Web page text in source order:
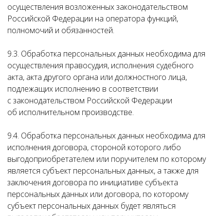
осуществления возложенных законодательством
Российской Федерации на оператора функций,
полномочий и обязанностей.
9.3. Обработка персональных данных необходима для
осуществления правосудия, исполнения судебного
акта, акта другого органа или должностного лица,
подлежащих исполнению в соответствии
с законодательством Российской Федерации
об исполнительном производстве.
9.4. Обработка персональных данных необходима для
исполнения договора, стороной которого либо
выгодоприобретателем или поручителем по которому
является субъект персональных данных, а также для
заключения договора по инициативе субъекта
персональных данных или договора, по которому
субъект персональных данных будет являться